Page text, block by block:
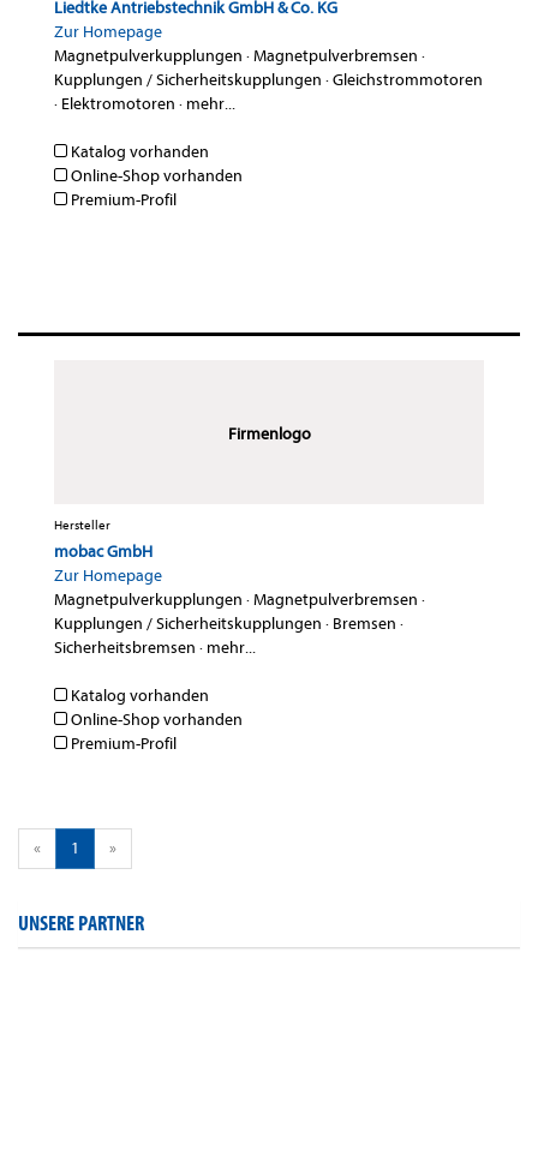
Liedtke Antriebstechnik GmbH & Co. KG
Zur Homepage
Magnetpulverkupplungen ·Magnetpulverbremsen ·
Kupplungen / Sicherheitskupplungen ·Gleichstrommotoren
· Elektromotoren · mehr...
Katalog vorhanden
Online-Shop vorhanden
Premium-Profil
Firmenlogo
Hersteller
mobac GmbH
Zur Homepage
Magnetpulverkupplungen ·Magnetpulverbremsen ·
Kupplungen / Sicherheitskupplungen · Bremsen ·
Sicherheitsbremsen · mehr...
Katalog vorhanden
Online-Shop vorhanden
Premium-Profil
« 1 »
UNSERE PARTNER